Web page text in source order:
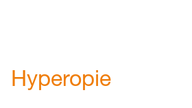
Hyperopie